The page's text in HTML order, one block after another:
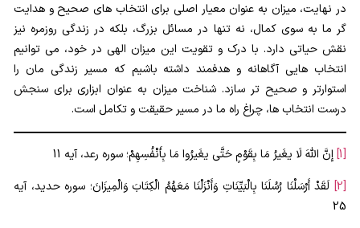
در نهایت، میزان به عنوان معیار اصلی برای انتخاب های صحیح و هدایت
گر ما به سوی کمال، نه تنها در مسائل بزرگ، بلکه در زندگی روزمره نیز
نقش حیاتی دارد. با درک و تقویت این میزان الهی در خود، می توانیم
انتخاب هایی آگاهانه و هدفمند داشته باشیم که مسیر زندگی مان را
استوارتر و صحیح تر سازد. شناخت میزان به عنوان ابزاری برای سنجش
درست انتخاب ها، چراغ راه ما در مسیر حقیقت و تکامل است.
[1] إِنَّ اللَّهَ لَا یغَیرُ مَا بِقَوْمٍ حَتَّى یغَیرُوا مَا بِأَنْفُسِهِمْ؛ سوره رعد، آیه 11
[2]
لَقَدْ أَرْسَلْنَا رُسُلَنَا بِالْبَیِّنَاتِ وَأَنْزَلْنَا مَعَهُمُ الْکِتَابَ وَالْمِیزَانَ؛ سوره حدید، آیه
25